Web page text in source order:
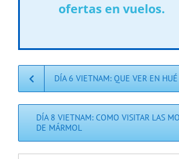
ofertas en vuelos.
DÍA 6 VIETNAM: QUE VER EN HUÉ
DÍA 8 VIETNAM: COMO VISITAR LAS
DE MÁRMOL